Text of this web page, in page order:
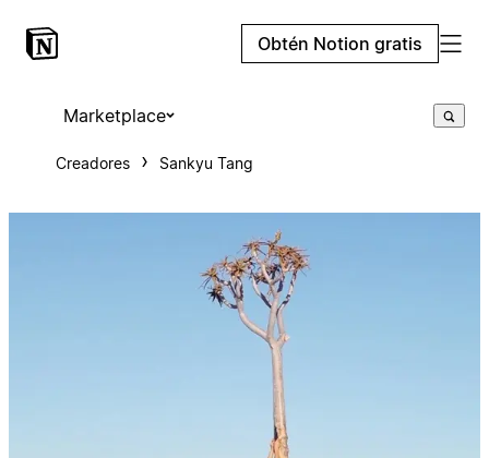
Obtén Notion gratis
Marketplace
Creadores Sankyu Tang